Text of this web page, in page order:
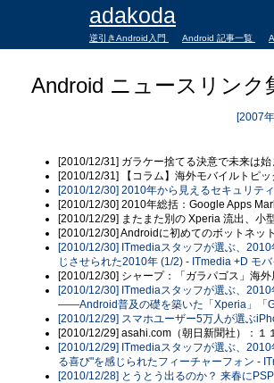
adakoda
逆引きAndroid入門 Android 記事一覧
Android ニュースリンク
[2007
[2010/12/31] ガラケー捨てる決意で未来は
[2010/12/31] 【コラム】海外モバイルトピ
[2010/12/30] 2010年から見えるセキュリテ
[2010/12/30] 2010年総括：Google Apps
[2010/12/29] またまた別の Xperia 流出、小
[2010/12/30] Androidに初めてのボットネッ
[2010/12/30] ITmediaスタッフが選ぶ、
じさせられた2010年 (1/2) - ITmedia +D モ
[2010/12/30] シャープ：「ガラパゴス」海
[2010/12/30] ITmediaスタッフが選ぶ、
――Android普及の礎を築いた「Xperia」「
[2010/12/29] スマホユーザー5万人が選ぶ
[2010/12/29] asahi.com（朝日新聞社）：１
[2010/12/29] ITmediaスタッフが選ぶ、
る喜び"を感じられたフィーチャーフォン -
[2010/12/28] とうとう出るのか？ 来春に